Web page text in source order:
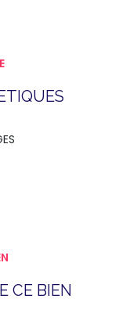
CE BIEN